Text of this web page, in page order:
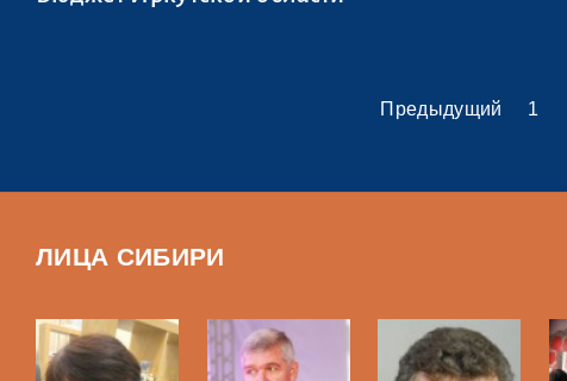
Предыдущий 1
ЛИЦА СИБИРИ